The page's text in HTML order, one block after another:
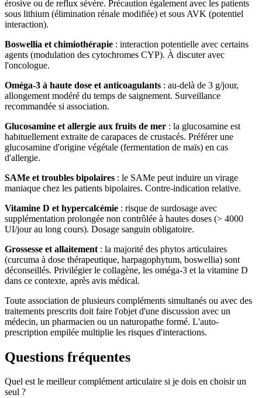
érosive ou de reflux sévère. Précaution également avec les patients
sous lithium (élimination rénale modifiée) et sous AVK (potentiel
interaction).
Boswellia et chimiothérapie : interaction potentielle avec certains
agents (modulation des cytochromes CYP). À discuter avec
l'oncologue.
Oméga-3 à haute dose et anticoagulants : au-delà de 3 g/jour,
allongement modéré du temps de saignement. Surveillance
recommandée si association.
Glucosamine et allergie aux fruits de mer : la glucosamine est
habituellement extraite de carapaces de crustacés. Préférer une
glucosamine d'origine végétale (fermentation de maïs) en cas
d'allergie.
SAMe et troubles bipolaires : le SAMe peut induire un virage
maniaque chez les patients bipolaires. Contre-indication relative.
Vitamine D et hypercalcémie : risque de surdosage avec
supplémentation prolongée non contrôlée à hautes doses (> 4000
UI/jour au long cours). Dosage sanguin obligatoire.
Grossesse et allaitement : la majorité des phytos articulaires
(curcuma à dose thérapeutique, harpagophytum, boswellia) sont
déconseillés. Privilégier le collagène, les oméga-3 et la vitamine D
dans ce contexte, après avis médical.
Toute association de plusieurs compléments simultanés ou avec des
traitements prescrits doit faire l'objet d'une discussion avec un
médecin, un pharmacien ou un naturopathe formé. L'auto-
prescription empilée multiplie les risques d'interactions.
Questions fréquentes
Quel est le meilleur complément articulaire si je dois en choisir un
seul ?